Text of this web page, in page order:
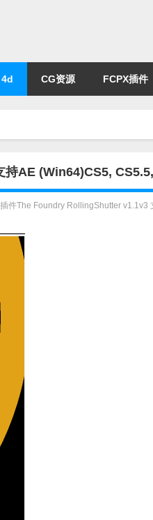
CG资源 FCPX插件
AE (Win64)CS5,
件The Foundry RollingShutter v1.1v3